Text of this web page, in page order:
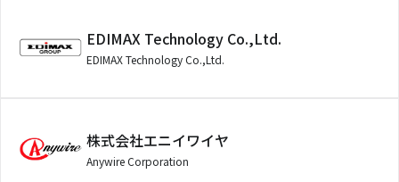
EDIMAX Technology Co.,Ltd.
EDIMAX Technology Co.,Ltd.
株式会社エニイワイヤ
Anywire Corporation